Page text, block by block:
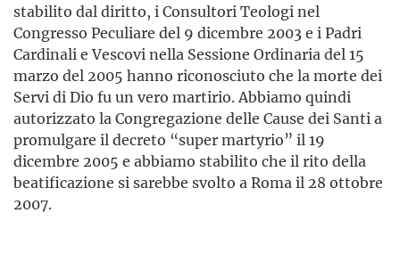
stabilito dal diritto, i Consultori Teologi nel
Congresso Peculiare del 9 dicembre 2003 e i Padri
Cardinali e Vescovi nella Sessione Ordinaria del 15
marzo del 2005 hanno riconosciuto che la morte dei
Servi di Dio fu un vero martirio. Abbiamo quindi
autorizzato la Congregazione delle Cause dei Santi a
promulgare il decreto “super martyrio” il 19
dicembre 2005 e abbiamo stabilito che il rito della
beatificazione si sarebbe svolto a Roma il 28 ottobre
2007.